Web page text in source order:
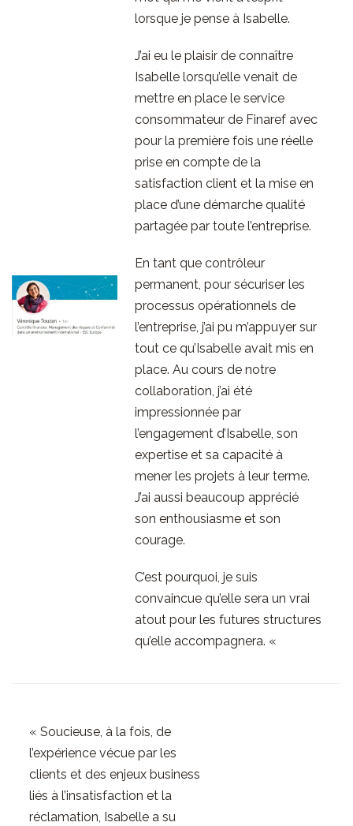
lorsque je pense à Isabelle.
J’ai eu le plaisir de connaître
Isabelle lorsqu’elle venait de
mettre en place le service
consommateur de Finaref avec
pour la première fois une réelle
prise en compte de la
satisfaction client et la mise en
place d’une démarche qualité
partagée par toute l’entreprise.
En tant que contrôleur
permanent, pour sécuriser les
processus opérationnels de
l’entreprise, j’ai pu m’appuyer sur
tout ce qu’Isabelle avait mis en
place. Au cours de notre
collaboration, j’ai été
impressionnée par
l’engagement d’Isabelle, son
expertise et sa capacité à
mener les projets à leur terme.
J’ai aussi beaucoup apprécié
son enthousiasme et son
courage.
C’est pourquoi, je suis
convaincue qu’elle sera un vrai
atout pour les futures structures
qu’elle accompagnera. «
« Soucieuse, à la fois, de
l’expérience vécue par les
clients et des enjeux business
liés à l’insatisfaction et la
réclamation, Isabelle a su